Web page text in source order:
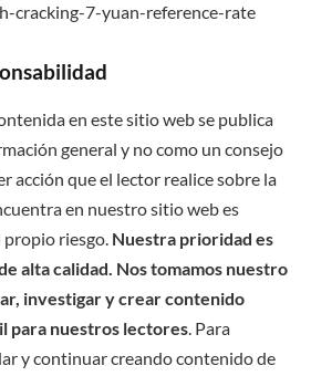
cracking-7-yuan-reference-rate
en este sitio web se publica
general y no como un consejo
acción que el lector realice sobre la
en nuestro sitio web es
riesgo. Nuestra prioridad es
alta calidad. Nos tomamos nuestro
investigar y crear contenido
para nuestros lectores . Para
y continuar creando contenido de